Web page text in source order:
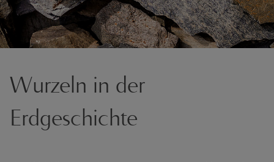
Wurzeln in der
Erdgeschichte